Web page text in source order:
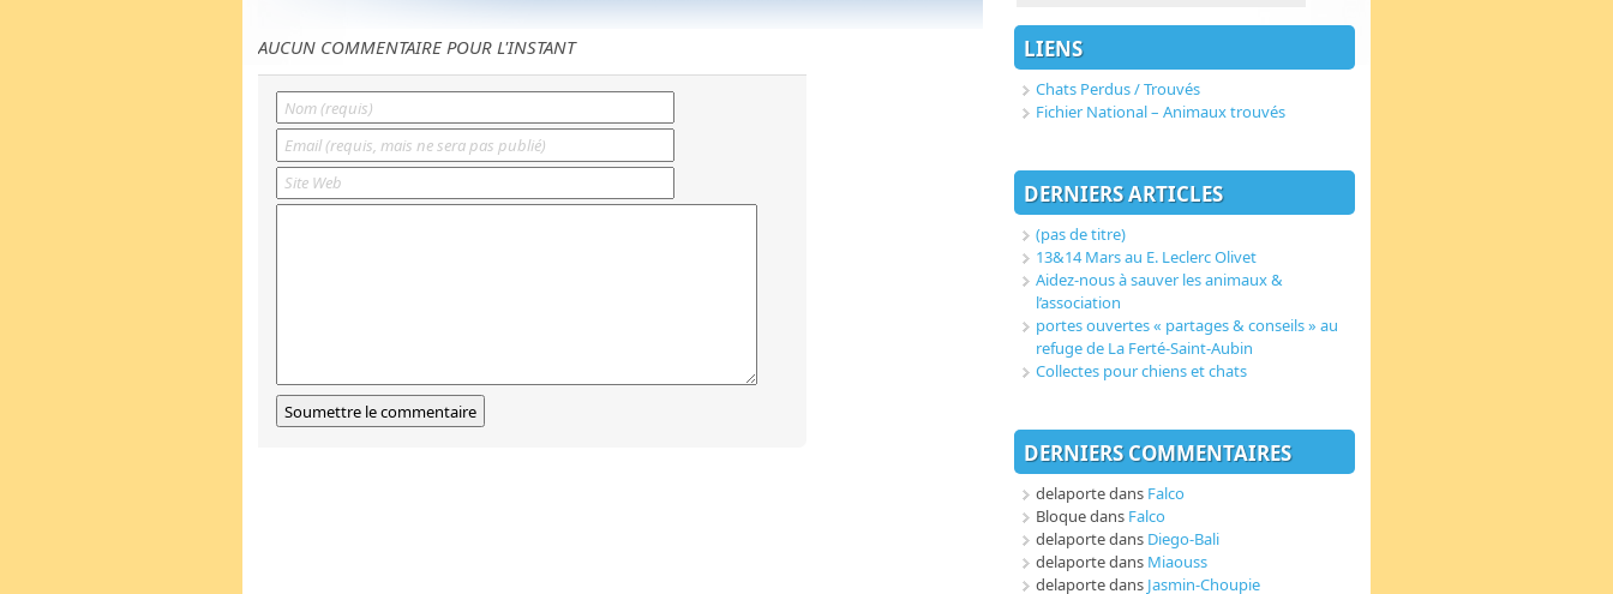
AUCUN COMMENTAIRE POUR L'INSTANT LIENS
Chats Perdus / Trouvés
Fichier National – Animaux trouvés
DERNIERS ARTICLES
(pas de titre)
13&14 Mars au E. Leclerc Olivet
Aidez-nous à sauver les animaux &
l’association
portes ouvertes « partages & conseils » au
refuge de La Ferté-Saint-Aubin
Collectes pour chiens et chats
DERNIERS COMMENTAIRES
delaportedans Falco
Bloquedans Falco
delaportedans Diego-Bali
delaportedans Miaouss
delaportedans Jasmin-Choupie